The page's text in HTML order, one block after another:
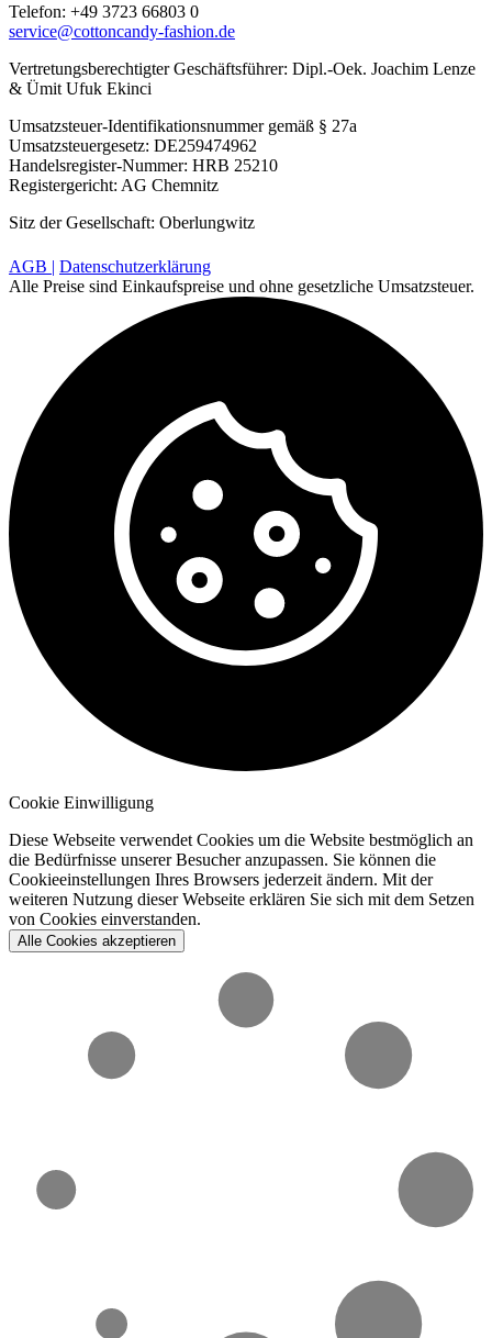
Telefon: +49 3723 66803 0
service@cottoncandy-fashion.de
Vertretungsberechtigter Geschäftsführer: Dipl.-Oek. Joachim Lenze
& Ümit Ufuk Ekinci
Umsatzsteuer-Identifikationsnummer gemäß § 27a
Umsatzsteuergesetz: DE259474962
Handelsregister-Nummer: HRB 25210
Registergericht: AG Chemnitz
Sitz der Gesellschaft: Oberlungwitz
AGB | Datenschutzerklärung
Alle Preise sind Einkaufspreise und ohne gesetzliche Umsatzsteuer.
Cookie Einwilligung
Diese Webseite verwendet Cookies um die Website bestmöglich an
die Bedürfnisse unserer Besucher anzupassen. Sie können die
Cookieeinstellungen Ihres Browsers jederzeit ändern. Mit der
weiteren Nutzung dieser Webseite erklären Sie sich mit dem Setzen
von Cookies einverstanden.
Alle Cookies akzeptieren